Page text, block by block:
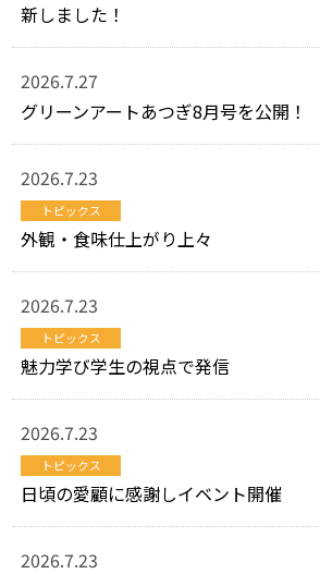
新しました！
2026.7.27
グリーンアートあつぎ8月号を公開！
2026.7.23
トピックス
外観・食味仕上がり上々
2026.7.23
トピックス
魅力学び学生の視点で発信
2026.7.23
トピックス
日頃の愛顧に感謝しイベント開催
2026.7.23